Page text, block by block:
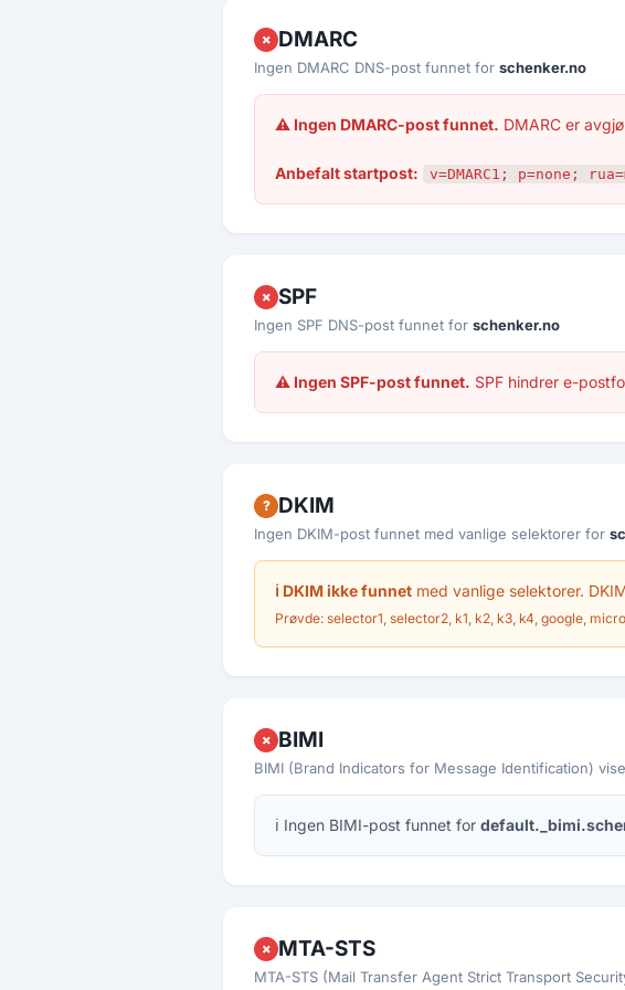
✗ DMARC
Ingen DMARC DNS-post funnet for schenker.no
⚠ Ingen DMARC-post funnet. DMARC er
Anbefalt startpost: v=DMARC1; p=none;
✗ SPF
Ingen SPF DNS-post funnet for schenker.no
⚠ Ingen SPF-post funnet. SPF hindrer e-
? DKIM
Ingen DKIM-post funnet med vanlige selektorer for
ℹ DKIM ikke funnet med vanlige selektorer.
Prøvde: selector1, selector2, k1, k2, k3, k4, google,
✗ BIMI
BIMI (Brand Indicators for Message Identification)
ℹ Ingen BIMI-post funnet for
✗ MTA-STS
MTA-STS (Mail Transfer Agent Strict Transport